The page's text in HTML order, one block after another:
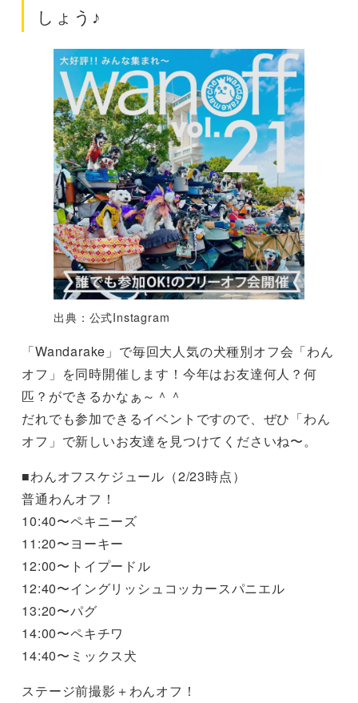
しょう♪
出典：公式Instagram
「Wandarake」で毎回大人気の犬種別オフ会「わん
オフ」を同時開催します！今年はお友達何人？何
匹？ができるかなぁ～＾＾
だれでも参加できるイベントですので、ぜひ「わん
オフ」で新しいお友達を見つけてくださいね〜。
■わんオフスケジュール（2/23時点）
普通わんオフ！
10:40〜ペキニーズ
11:20〜ヨーキー
12:00〜トイプードル
12:40〜イングリッシュコッカースパニエル
13:20〜パグ
14:00〜ペキチワ
14:40〜ミックス犬
ステージ前撮影＋わんオフ！